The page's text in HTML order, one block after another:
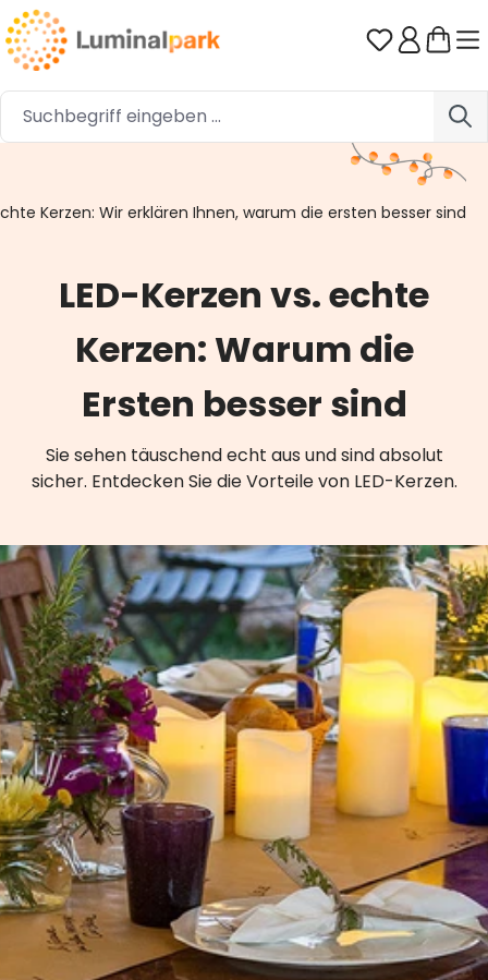
Zum Hauptinhalt springen Du hast 0
Kerzen: Wir erklären Ihnen, warum die ersten besser sind
LED-Kerzen vs. echte
Kerzen: Warum die
Ersten besser sind
Sie sehen täuschend echt aus und sind absolut
sicher. Entdecken Sie die Vorteile von LED-Kerzen.